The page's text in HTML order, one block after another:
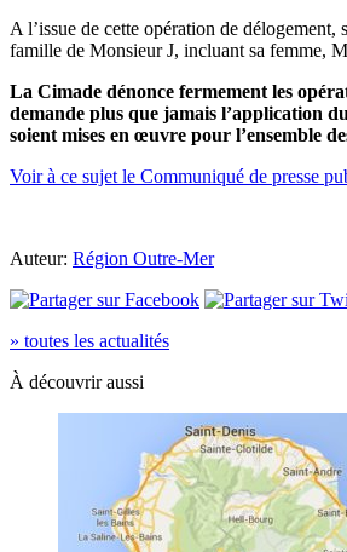
A l’issue de cette opération de délogement,
famille de Monsieur J, incluant sa femme,
La Cimade dénonce fermement les
demande plus que jamais l’application
soient mises en œuvre pour l’ensemble
Voir à ce sujet le Communiqué de presse
Auteur: Région Outre-Mer
» toutes les actualités
À découvrir aussi